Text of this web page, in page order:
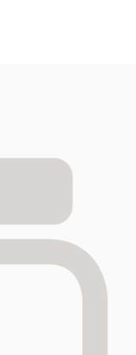
reseptiä, ja voit
pitää ensin
voit maksaa ostoksesi.